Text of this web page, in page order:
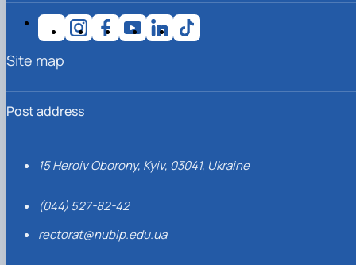
Post address
15 Heroiv Oborony, Kyiv, 03041, Ukraine
(044) 527-82-42
rectorat@nubip.edu.ua
Site map